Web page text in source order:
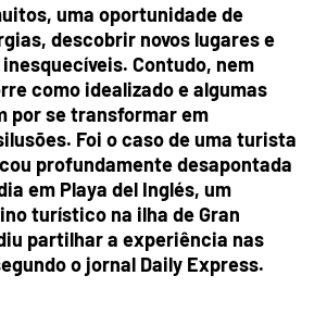
uma oportunidade de
descobrir novos lugares e
Contudo, nem
como idealizado e algumas
por se transformar em
Foi o caso de uma turista
profundamente desapontada
em Playa del Inglés, um
turístico na ilha de Gran
partilhar a experiência nas
o jornal Daily Express.